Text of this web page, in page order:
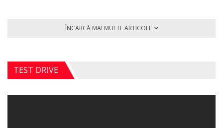
ÎNCARCĂ MAI MULTE ARTICOLE
TEST DRIVE